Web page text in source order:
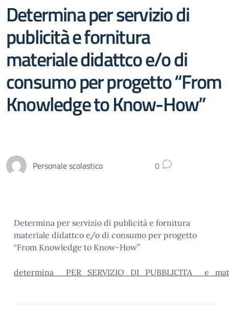
Determina per servizio di
publicità e fornitura
materiale didattco e/o di
consumo per progetto “From
Knowledge to Know-How”
Personale scolastico 0
Determina per servizio di publicità e fornitura
materiale didattco e/o di consumo per progetto
“From Knowledge to Know-How”